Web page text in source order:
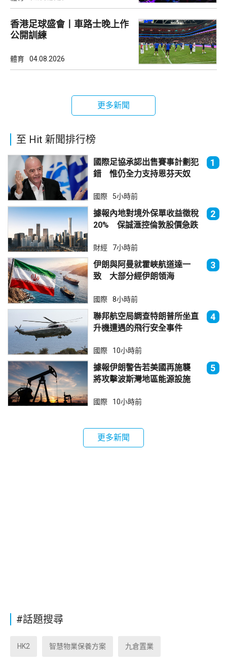
香港足球盛會丨車路士晚上作
公開訓練
體育 04.08.2026
更多新聞
至 Hit 新聞排行榜
國際足協承認出售賽事計劃犯
錯 惟仍全力支持恩芬天奴
1
國際 5小時前
據報內地對境外保單收益徵稅
20% 保誠滙控倫敦股價急跌
2
財經 7小時前
伊朗與阿曼就霍峽航道達一
致 大部分經伊朗領海
3
國際 8小時前
聯邦航空局調查特朗普所坐直
升機遭遇的飛行安全事件
4
國際 10小時前
據報伊朗警告若美國再施襲
將攻擊波斯灣地區能源設施
5
國際 10小時前
更多新聞
#話題搜尋
HK2 智慧物業保養方案 九倉置業